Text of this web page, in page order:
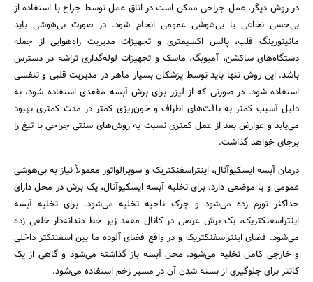
در روش دیگر، عمل جراحی ممکن است در اتاق عمل توسط جراح با استفاده از
بی‌حسی نخاعی یا بی‌هوشی عمومی انجام شود. در صورت بی‌هوشی باید
مانیتورینگ قلب، پالس اکسیمتری و تجهیزات مدیریت راه‌هوایی از جمله
دستگاه‌های ساکشن، آمبوبگ، ماسک و تجهیزات لوله‌گذاری تراشه در دسترس
باشد. این روش تنها باید توسط پزشکان بسیار ماهر در مدیریت قلبی و تنفسی
استفاده شود. در صورتی که از لیزر برای برش آبسه مقعدی استفاده شود، به
دلیل آسیب کمتر به بافت‌های اطراف و خون‌ریزی کمتر در مدت کمتری بهبود
می‌یابد و عوارض بعد از عمل کمتری نسبت به روش‌های سنتی جراحی با تیغ را
برجای خواهد گذاشت.
درمان آبسه ایسکیوآنال، اینتراسفنکتریک و سوپرالواتور معمولاً نیاز به بی‌هوشی
عمومی و یا موضعی دارد. برای تخلیه آبسه ایسکیوآنال، یک برش در محل دارای
حداکثر تورم زده می‌شود و چرک ناحیه تخلیه می‌شود. برای تخلیه آبسه
اینتراسفنکتریک، یک برش عرضی در کانال مقعد زیر خط دندانه‌دار خلفی زده
می‌شود. فضای اینتراسفنکتریک و در واقع فضای آلوده ما بین اسفنتکتر داخلی
و خارجی کامل تخلیه می‌شود. محل آبسه باز گذاشته می‌شود و گاهی از یک
کاتتر برای جلوگیری از بسته شدن آن در مسیر زخم استفاده می‌شود.